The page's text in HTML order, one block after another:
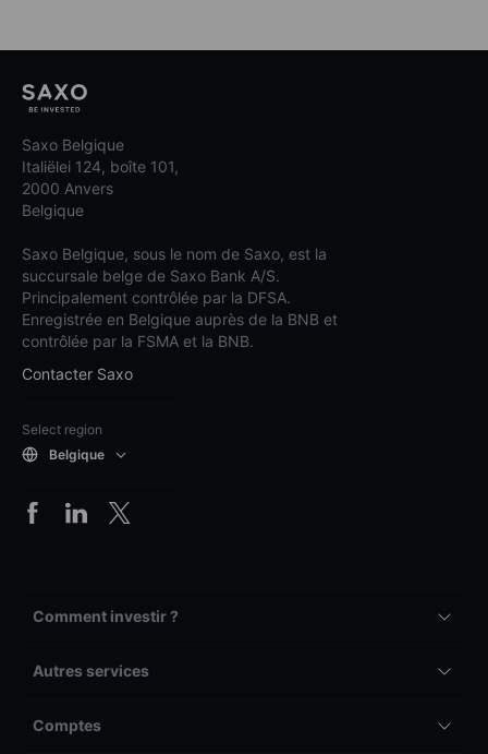
Saxo Belgique
Italiëlei 124, boîte 101,
2000 Anvers
Belgique
Saxo Belgique, sous le nom de Saxo, est la
succursale belge de Saxo Bank A/S.
Principalement contrôlée par la DFSA.
Enregistrée en Belgique auprès de la BNB et
contrôlée par la FSMA et la BNB.
Contacter Saxo
Select region
Belgique
Comment investir ?
Autres services
Comptes